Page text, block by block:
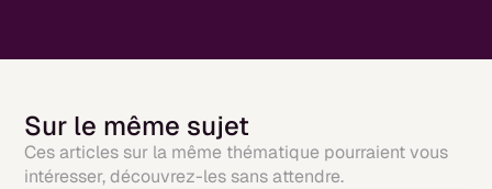
Sur le même sujet
Ces articles sur la même thématique pourraient vous
intéresser, découvrez-les sans attendre.